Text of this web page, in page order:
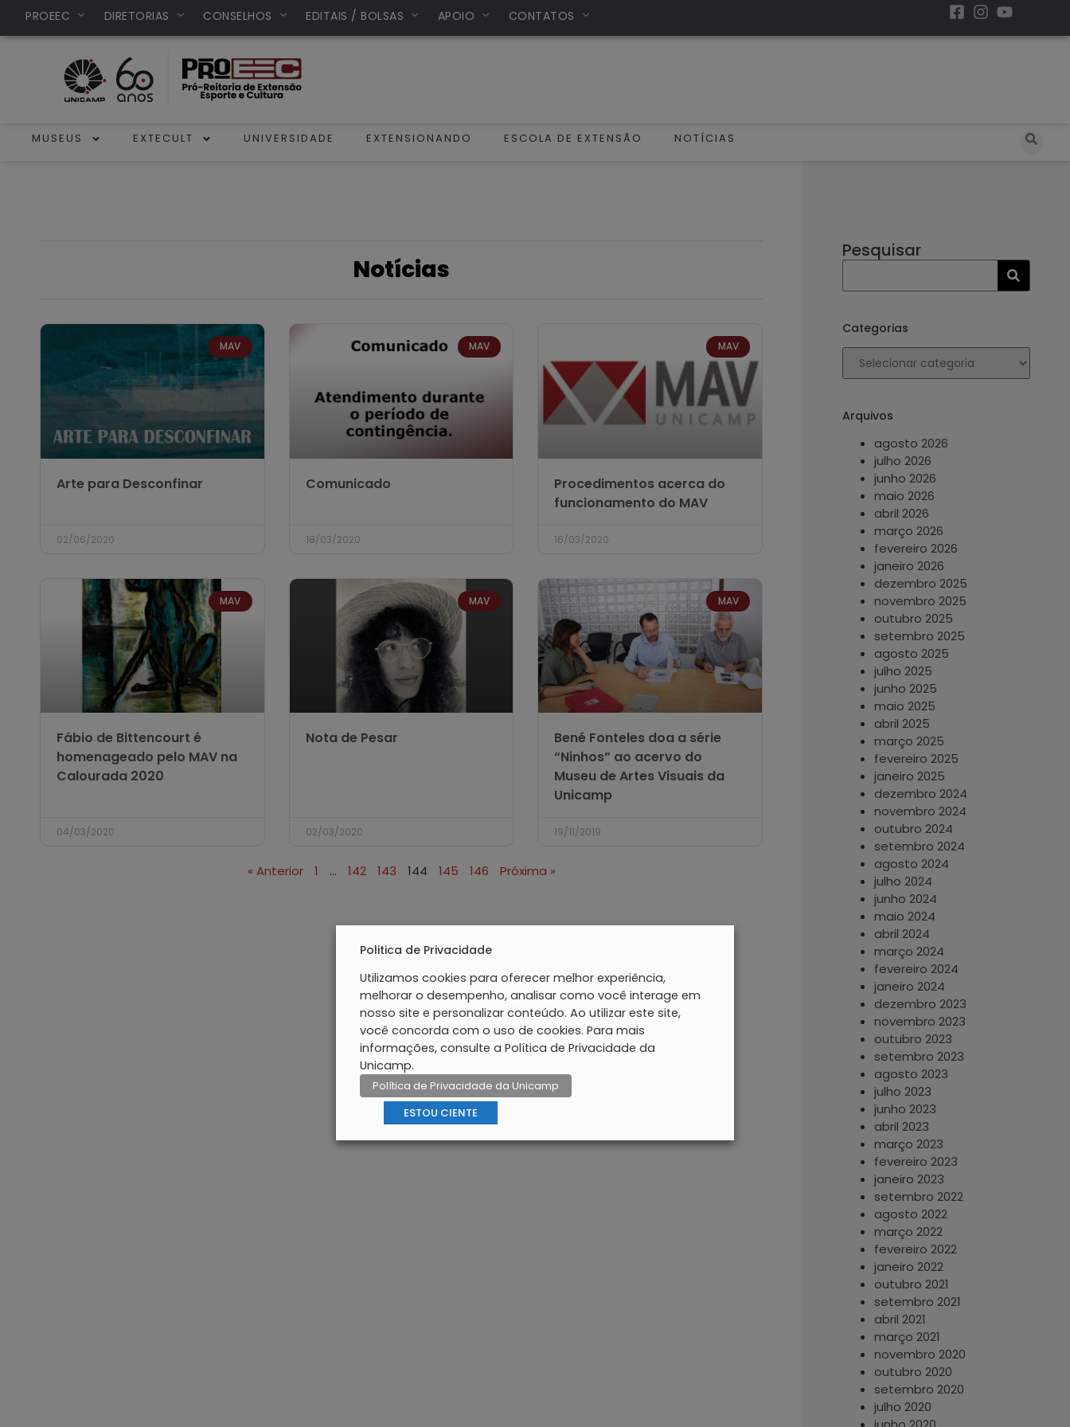
PROEEC DIRETORIAS CONSELHOS EDITAIS / BOLSAS APOIO CONTATOS
MUSEUS EXTECULT UNIVERSIDADE EXTENSIONANDO ESCOLA DE EXTENSÃO NOTÍCIAS
Notícias
MAV
Arte para Desconfinar
02/06/2020
MAV
Comunicado
18/03/2020
MAV
Procedimentos acerca do
funcionamento do MAV
16/03/2020
MAV
Fábio de Bittencourt é
homenageado pelo MAV na
Calourada 2020
04/03/2020
MAV
Nota de Pesar
02/03/2020
MAV
Bené Fonteles doa a série
“Ninhos” ao acervo do
Museu de Artes Visuais da
Unicamp
19/11/2019
« Anterior 1 … 142 143 144 145 146 Próxima »
Pesquisar
Categorias
Arquivos
agosto 2026
julho 2026
junho 2026
maio 2026
abril 2026
março 2026
fevereiro 2026
janeiro 2026
dezembro 2025
novembro 2025
outubro 2025
setembro 2025
agosto 2025
julho 2025
junho 2025
maio 2025
abril 2025
março 2025
fevereiro 2025
janeiro 2025
dezembro 2024
novembro 2024
outubro 2024
setembro 2024
agosto 2024
julho 2024
junho 2024
maio 2024
abril 2024
março 2024
fevereiro 2024
janeiro 2024
dezembro 2023
novembro 2023
outubro 2023
setembro 2023
agosto 2023
julho 2023
junho 2023
abril 2023
março 2023
fevereiro 2023
janeiro 2023
setembro 2022
agosto 2022
março 2022
fevereiro 2022
janeiro 2022
outubro 2021
setembro 2021
abril 2021
março 2021
novembro 2020
outubro 2020
setembro 2020
julho 2020
Politica de Privacidade
Utilizamos cookies para oferecer melhor experiência,
melhorar o desempenho, analisar como você interage em
nosso site e personalizar conteúdo. Ao utilizar este site,
você concorda com o uso de cookies. Para mais
informações, consulte a Política de Privacidade da
Unicamp.
Política de Privacidade da Unicamp
ESTOU CIENTE